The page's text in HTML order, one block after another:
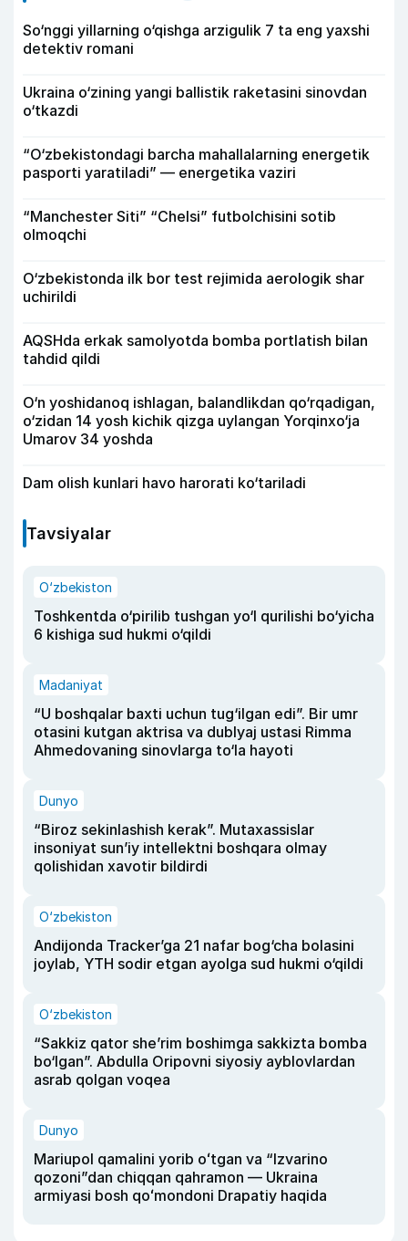
So‘nggi yillarning o‘qishga arzigulik 7 ta eng yaxshi
detektiv romani
Ukraina o‘zining yangi ballistik raketasini sinovdan
o‘tkazdi
“O‘zbekistondagi barcha mahallalarning energetik
pasporti yaratiladi” — energetika vaziri
“Manchester Siti” “Chelsi” futbolchisini sotib
olmoqchi
O‘zbekistonda ilk bor test rejimida aerologik shar
uchirildi
AQSHda erkak samolyotda bomba portlatish bilan
tahdid qildi
O‘n yoshidanoq ishlagan, balandlikdan qo‘rqadigan,
o‘zidan 14 yosh kichik qizga uylangan Yorqinxo‘ja
Umarov 34 yoshda
Dam olish kunlari havo harorati ko‘tariladi
Tavsiyalar
O‘zbekiston
Toshkentda o‘pirilib tushgan yo‘l qurilishi bo‘yicha
6 kishiga sud hukmi o‘qildi
Madaniyat
“U boshqalar baxti uchun tug‘ilgan edi”. Bir umr
otasini kutgan aktrisa va dublyaj ustasi Rimma
Ahmedovaning sinovlarga to‘la hayoti
Dunyo
“Biroz sekinlashish kerak”. Mutaxassislar
insoniyat sun’iy intellektni boshqara olmay
qolishidan xavotir bildirdi
O‘zbekiston
Andijonda Tracker’ga 21 nafar bog‘cha bolasini
joylab, YTH sodir etgan ayolga sud hukmi o‘qildi
O‘zbekiston
“Sakkiz qator she’rim boshimga sakkizta bomba
bo‘lgan”. Abdulla Oripovni siyosiy ayblovlardan
asrab qolgan voqea
Dunyo
Mariupol qamalini yorib oʻtgan va “Izvarino
qozoni”dan chiqqan qahramon — Ukraina
armiyasi bosh qoʻmondoni Drapatiy haqida